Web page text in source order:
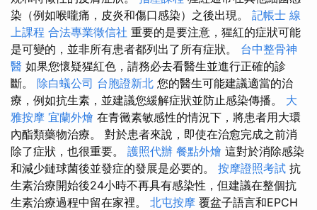
染（例如喉嚨痛，皮炎和傷口感染）之後出現。 記帳士 線
上課程 合法專業徵信社 重要的是要注意，猩紅的症狀可能
是可變的，並非所有患者都列出了所有症狀。 台中整骨神
醫 如果您懷疑猩紅色，請務必去看醫生並進行正確的診
斷。 除白蟻公司 台胞證新北 您的醫生可能建議適當的治
療，例如抗生素，並建議您緩解症狀並防止感染傳播。 大
雅按摩 宜蘭外燴 在青黴素敏感性的情況下，將患者用大環
內酯類藥物治療。 對於患者來說，即使在治愈完成之前消
除了症狀，也很重要。 護照代辦 餐點外燴 這對於消除感染
和減少鏈球菌後並發症的發展是必要的。 按摩證照考試 抗
生素治療開始後24小時不再具有感染性，但建議在整個抗
生素治療過程中留在家裡。 北屯按摩 覆盆子語言和EPCH